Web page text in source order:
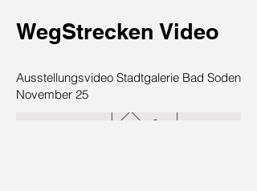
WegStrecken Video
Ausstellungsvideo Stadtgalerie Bad Soden
November 25